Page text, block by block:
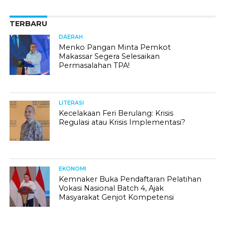
TERBARU
DAERAH
Menko Pangan Minta Pemkot
Makassar Segera Selesaikan
Permasalahan TPA!
LITERASI
Kecelakaan Feri Berulang: Krisis
Regulasi atau Krisis Implementasi?
EKONOMI
Kemnaker Buka Pendaftaran Pelatihan
Vokasi Nasional Batch 4, Ajak
Masyarakat Genjot Kompetensi